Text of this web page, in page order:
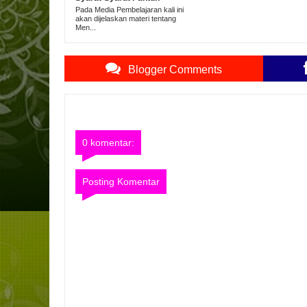
Pada Media Pembelajaran kali ini
akan dijelaskan materi tentang
Men...
Blogger Comments
0 komentar:
Posting Komentar